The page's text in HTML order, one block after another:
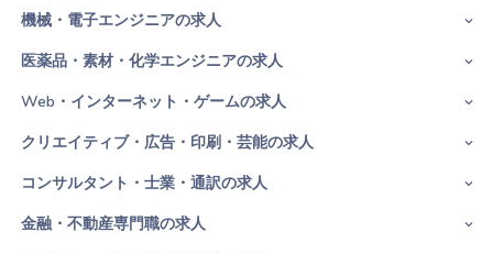
機械・電子エンジニアの求人
医薬品・素材・化学エンジニアの求人
Web・インターネット・ゲームの求人
クリエイティブ・広告・印刷・芸能の求人
コンサルタント・士業・通訳の求人
金融・不動産専門職の求人